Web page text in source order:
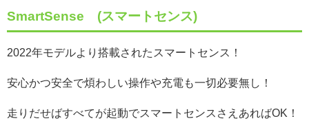
SmartSense (スマートセンス)
2022年モデルより搭載されたスマートセンス！
安心かつ安全で煩わしい操作や充電も一切必要無し！
走りだせばすべてが起動でスマートセンスさえあればOK！